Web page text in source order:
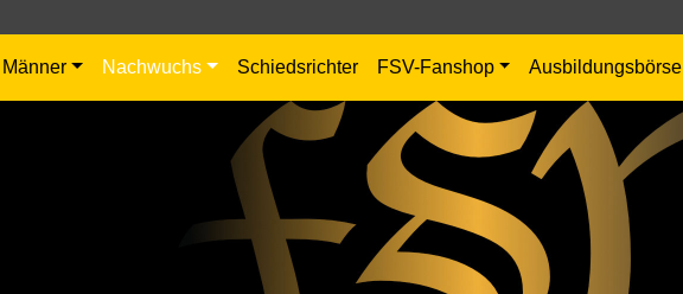
Männer Nachwuchs Schiedsrichter FSV-Fanshop Ausbildungsbörse